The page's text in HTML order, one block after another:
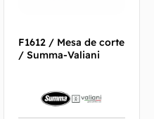
F1612 / Mesa de corte
/ Summa-Valiani